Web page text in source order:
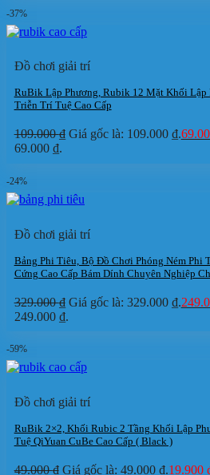
-37%
Đồ chơi giải trí
RuBik Lập Phương, Rubik 12 Mặt Khối Lập
Triễn Trí Tuệ Cao Cấp
109.000₫ Giá gốc là: 109.000 ₫.
69.000 ₫.
-24%
Đồ chơi giải trí
Bảng Phi Tiêu, Bộ Đồ Chơi Phóng Ném Phi
Cứng Cao Cấp Bám Dính Chuyên Nghiệp
329.000₫ Giá gốc là: 329.000 ₫.
249.000 ₫.
-59%
Đồ chơi giải trí
RuBik 2×2, Khối Rubic 2 Tầng Khối Lập
Tuệ QiYuan CuBe Cao Cấp ( Black )
49.000₫ Giá gốc là: 49.000 ₫.19.900